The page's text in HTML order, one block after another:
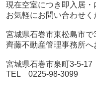
現在空室につき即入居・
お気軽にお問い合わせく
宮城県石巻市東松島市で
齊藤不動産管理事務所へ
宮城県石巻市泉町3-5-17
TEL 0225-98-3099